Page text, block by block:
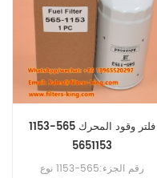
فلتر وقود المحرك 565-1153
5651153
رقم الجزء:565-1153 نوع